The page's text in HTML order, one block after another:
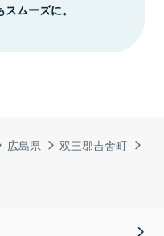
広島県
双三郡吉舎町
ムーズに。